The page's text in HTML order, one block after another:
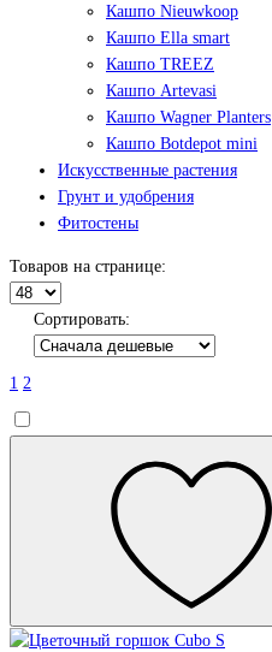
Кашпо Nieuwkoop
Кашпо Ella smart
Кашпо TREEZ
Кашпо Artevasi
Кашпо Wagner Planters
Кашпо Botdepot mini
Искусственные растения
Грунт и удобрения
Фитостены
Товаров на странице:
Сортировать:
1 2